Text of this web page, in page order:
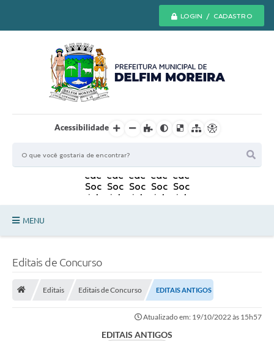
LOGIN / CADASTRO
Acessibilidade
MENU
Editais de Concurso
Editais Editais de Concurso EDITAIS ANTIGOS
Atualizado em: 19/10/2022 às 15h57
EDITAIS ANTIGOS